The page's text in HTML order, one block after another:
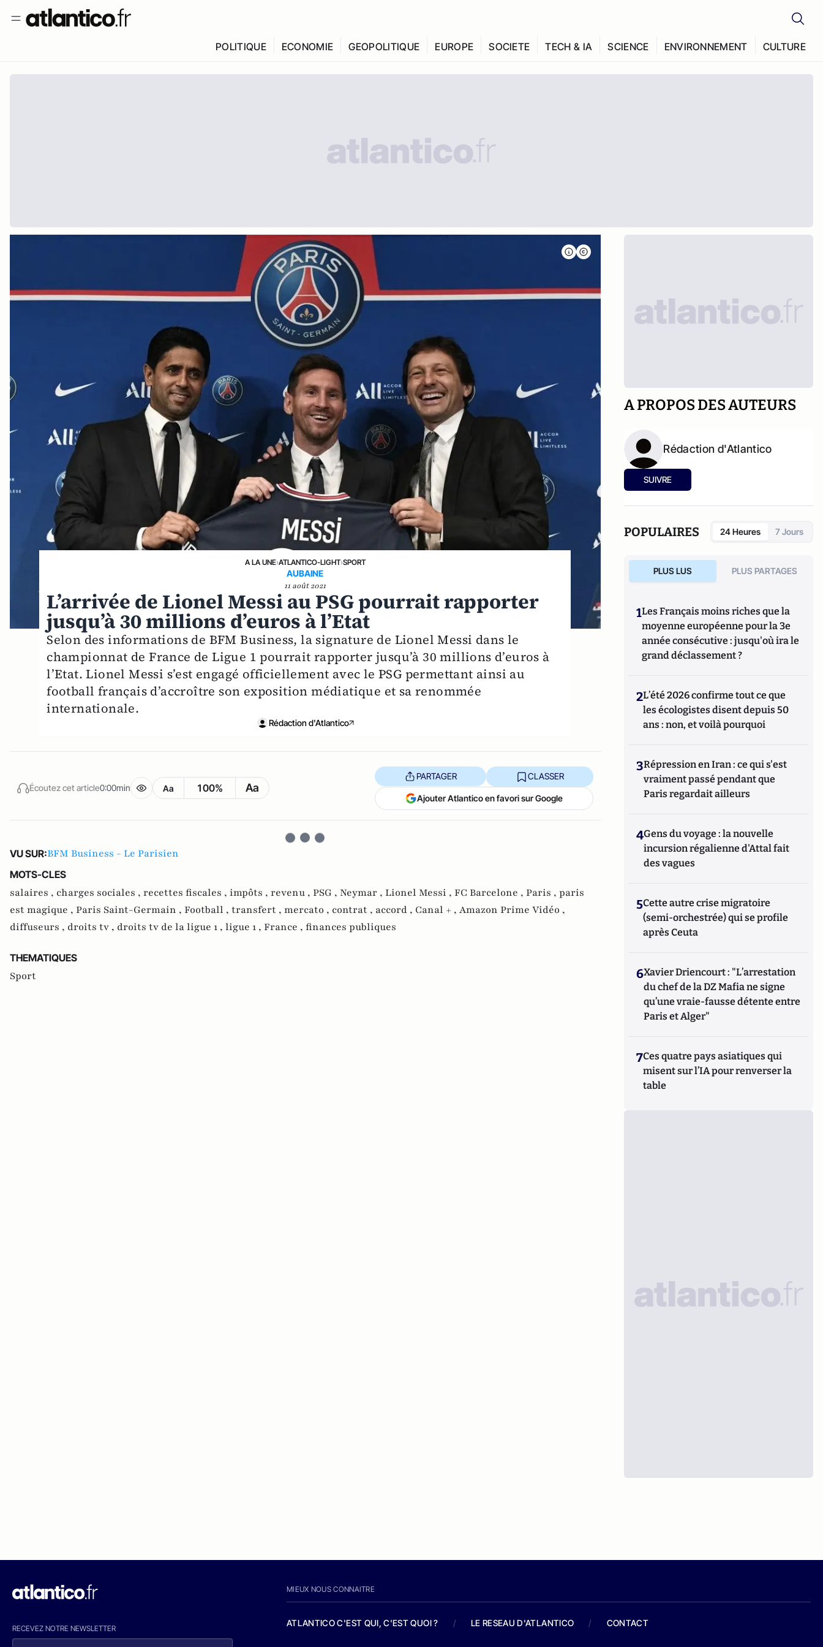
POLITIQUE ECONOMIE GEOPOLITIQUE EUROPE SOCIETE TECH & IA SCIENCE ENVIRONNEMENT CULTURE
A LA UNE›ATLANTICO-LIGHT›SPORT
AUBAINE
11 août 2021
L’arrivée de Lionel Messi au PSG pourrait rapporter
jusqu’à 30 millions d’euros à l’Etat
Selon des informations de BFM Business, la signature de Lionel Messi dans le
championnat de France de Ligue 1 pourrait rapporter jusqu’à 30 millions d’euros à
l’Etat. Lionel Messi s’est engagé officiellement avec le PSG permettant ainsi au
football français d’accroître son exposition médiatique et sa renommée
internationale.
Rédaction d'Atlantico
Écoutez cet article0:00min Aa 100% Aa
PARTAGER CLASSER
Ajouter Atlantico en favori sur Google
VU SUR:BFM Business - Le Parisien
MOTS-CLES
salaires , charges sociales , recettes fiscales , impôts , revenu , PSG , Neymar , Lionel Messi , FC Barcelone , Paris , paris
est magique , Paris Saint-Germain , Football , transfert , mercato , contrat , accord , Canal + , Amazon Prime Vidéo ,
diffuseurs , droits tv , droits tv de la ligue 1 , ligue 1 , France , finances publiques
THEMATIQUES
Sport
A PROPOS DES AUTEURS
Rédaction d'Atlantico
SUIVRE
POPULAIRES 24 Heures 7 Jours
PLUS LUS PLUS PARTAGES
1Les Français moins riches que la
moyenne européenne pour la 3e
année consécutive : jusqu'où ira le
grand déclassement ?
2L’été 2026 confirme tout ce que
les écologistes disent depuis 50
ans : non, et voilà pourquoi
3Répression en Iran : ce qui s'est
vraiment passé pendant que
Paris regardait ailleurs
4Gens du voyage : la nouvelle
incursion régalienne d'Attal fait
des vagues
5Cette autre crise migratoire
(semi-orchestrée) qui se profile
après Ceuta
6Xavier Driencourt : "L’arrestation
du chef de la DZ Mafia ne signe
qu’une vraie-fausse détente entre
Paris et Alger"
7Ces quatre pays asiatiques qui
misent sur l’IA pour renverser la
table
RECEVEZ NOTRE NEWSLETTER
MIEUX NOUS CONNAITRE
ATLANTICO C'EST QUI, C'EST QUOI ? / LE RESEAU D'ATLANTICO / CONTACT